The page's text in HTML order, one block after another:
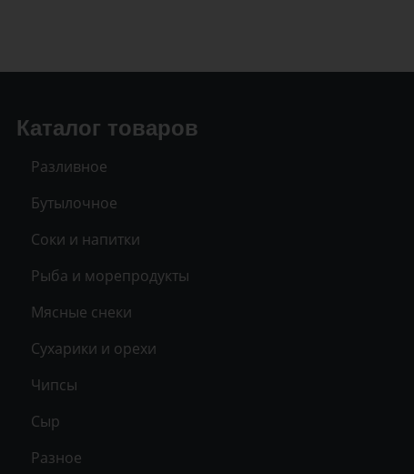
Каталог товаров
Разливное
Бутылочное
Соки и напитки
Рыба и морепродукты
Мясные снеки
Сухарики и орехи
Чипсы
Сыр
Разное